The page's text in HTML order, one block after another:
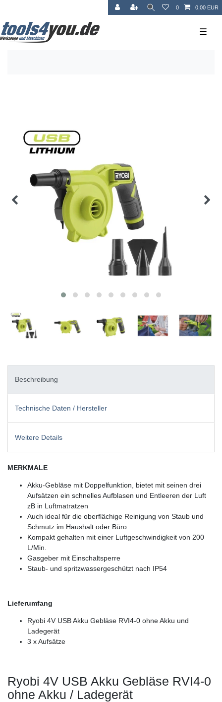
0 0,00 EUR
☰
Beschreibung
Technische Daten / Hersteller
Weitere Details
MERKMALE
Akku-Gebläse mit Doppelfunktion, bietet mit seinen drei
Aufsätzen ein schnelles Aufblasen und Entleeren der Luft
zB in Luftmatratzen
Auch ideal für die oberflächige Reinigung von Staub und
Schmutz im Haushalt oder Büro
Kompakt gehalten mit einer Luftgeschwindigkeit von 200
L/Min.
Gasgeber mit Einschaltsperre
Staub- und spritzwassergeschützt nach IP54
Lieferumfang
Ryobi 4V USB Akku Gebläse RVI4-0 ohne Akku und
Ladegerät
3 x Aufsätze
Ryobi 4V USB Akku Gebläse RVI4-0
ohne Akku / Ladegerät